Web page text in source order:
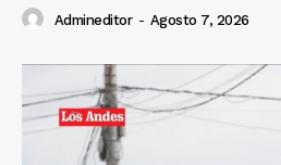
Admineditor - Agosto 7, 2026